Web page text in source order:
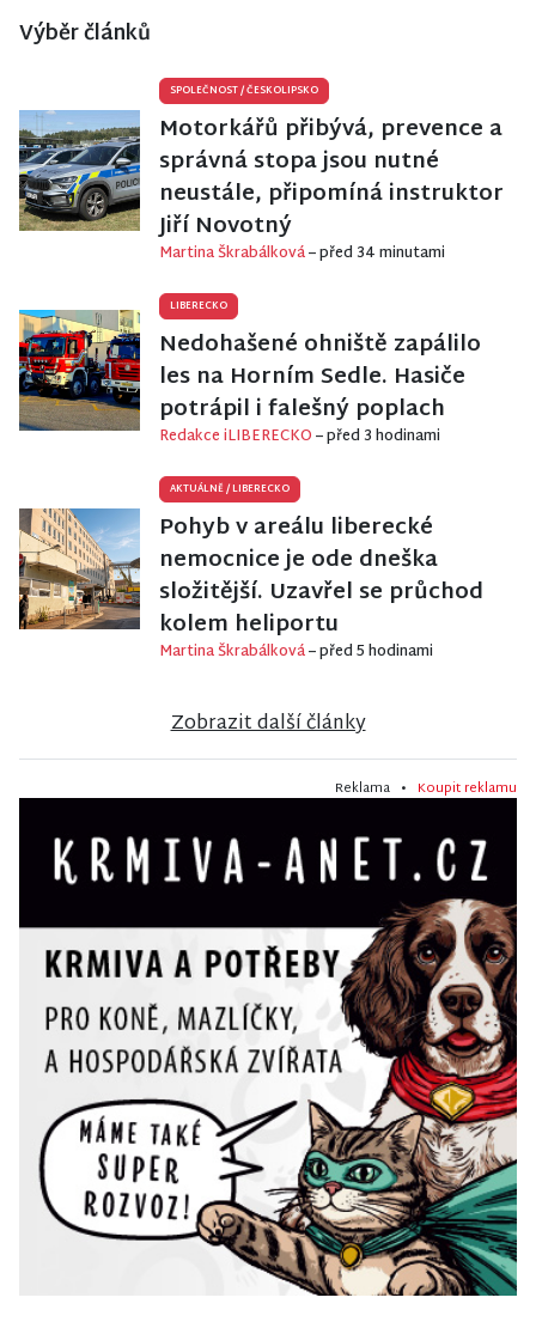
Výběr článků
SPOLEČNOST/ČESKOLIPSKO
Motorkářů přibývá, prevence a
správná stopa jsou nutné
neustále, připomíná instruktor
Jiří Novotný
Martina Škrabálková– před 34 minutami
LIBERECKO
Nedohašené ohniště zapálilo
les na Horním Sedle. Hasiče
potrápil i falešný poplach
Redakce iLIBERECKO– před 3 hodinami
AKTUÁLNĚ/LIBERECKO
Pohyb v areálu liberecké
nemocnice je ode dneška
složitější. Uzavřel se průchod
kolem heliportu
Martina Škrabálková– před 5 hodinami
Zobrazit další články
Reklama • Koupit reklamu